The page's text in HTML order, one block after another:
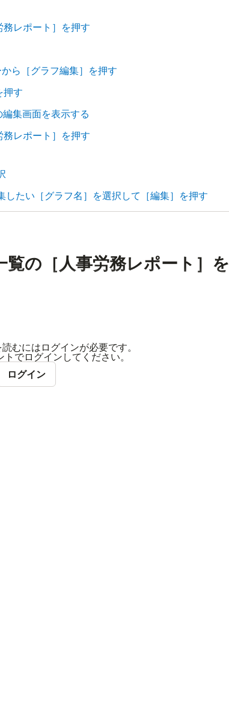
レポート］を押す
ら［グラフ編集］を押す
押す
集画面を表示する
レポート］を押す
したい［グラフ名］を選択して［編集］を押す
の［人事労務レポート］を
むにはログインが必要です。
でログインしてください。
ログイン